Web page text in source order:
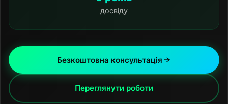
досвіду
Безкоштовна консультація
Переглянути роботи